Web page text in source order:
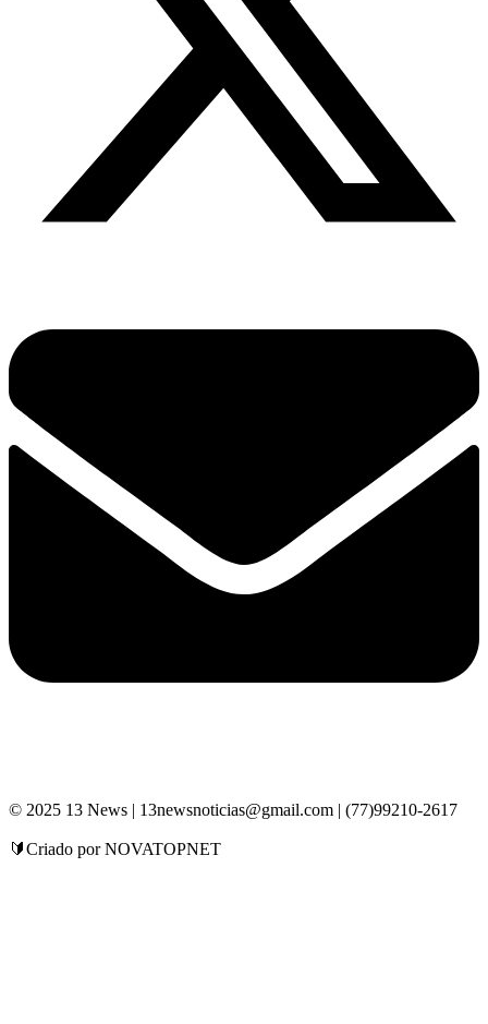
© 2025 13 News | 13newsnoticias@gmail.com | (77)99210-2617
🔰Criado por NOVATOPNET